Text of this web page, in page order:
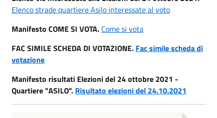
Elenco strade quartiere Asilo interessate al voto
Manifesto COME SI VOTA. Come si vota
FAC SIMILE SCHEDA DI VOTAZIONE. Fac simile scheda di
votazione
Manifesto risultati Elezioni del 24 ottobre 2021 -
Quartiere "ASILO". Risultato elezioni del 24.10.2021